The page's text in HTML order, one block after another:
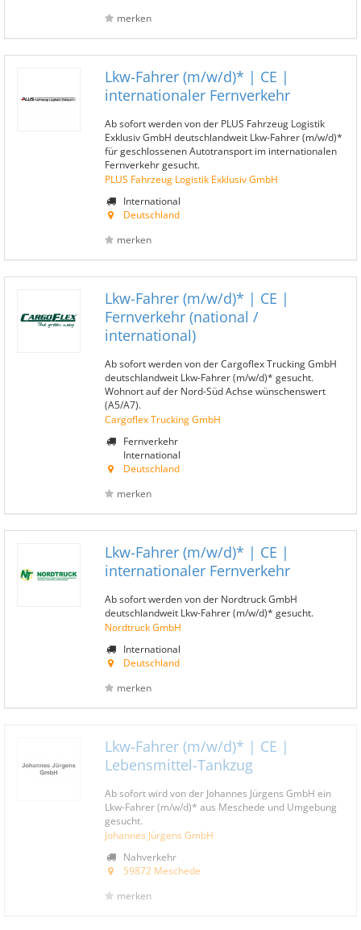
merken
Lkw-Fahrer (m/w/d)* | CE |
internationaler Fernverkehr
Ab sofort werden von der PLUS Fahrzeug Logistik
Exklusiv GmbH deutschlandweit Lkw-Fahrer (m/w/d)*
für geschlossenen Autotransport im internationalen
Fernverkehr gesucht.
PLUS Fahrzeug Logistik Exklusiv GmbH
International
Deutschland
merken
Lkw-Fahrer (m/w/d)* | CE |
Fernverkehr (national /
international)
Ab sofort werden von der Cargoflex Trucking GmbH
deutschlandweit Lkw-Fahrer (m/w/d)* gesucht.
Wohnort auf der Nord-Süd Achse wünschenswert
(A5/A7).
Cargoflex Trucking GmbH
Fernverkehr
International
Deutschland
merken
Lkw-Fahrer (m/w/d)* | CE |
internationaler Fernverkehr
Ab sofort werden von der Nordtruck GmbH
deutschlandweit Lkw-Fahrer (m/w/d)* gesucht.
Nordtruck GmbH
International
Deutschland
merken
Lkw-Fahrer (m/w/d)* | CE |
Lebensmittel-Tankzug
Ab sofort wird von der Johannes Jürgens GmbH ein
Lkw-Fahrer (m/w/d)* aus Meschede und Umgebung
gesucht.
Johannes Jürgens GmbH
Nahverkehr
59872 Meschede
merken